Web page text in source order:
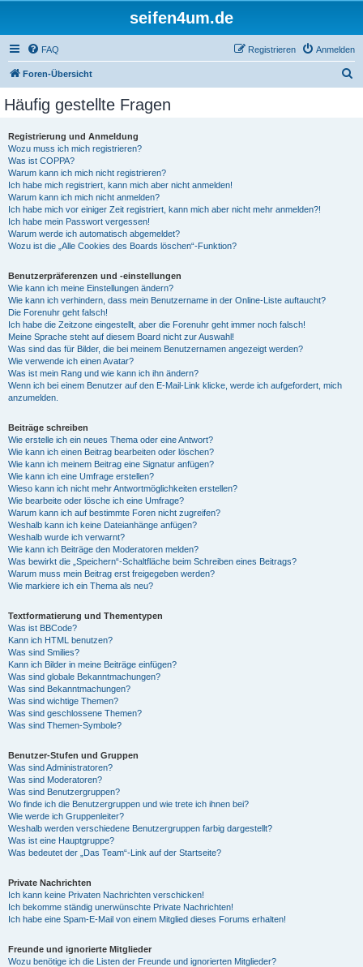
seifen4um.de
FAQ Anmelden
Registrieren
Foren-Übersicht
Häufig gestellte Fragen
Registrierung und Anmeldung
Wozu muss ich mich registrieren?
Was ist COPPA?
Warum kann ich mich nicht registrieren?
Ich habe mich registriert, kann mich aber nicht anmelden!
Warum kann ich mich nicht anmelden?
Ich habe mich vor einiger Zeit registriert, kann mich aber nicht mehr anmelden?!
Ich habe mein Passwort vergessen!
Warum werde ich automatisch abgemeldet?
Wozu ist die „Alle Cookies des Boards löschen“-Funktion?
Benutzerpräferenzen und -einstellungen
Wie kann ich meine Einstellungen ändern?
Wie kann ich verhindern, dass mein Benutzername in der Online-Liste auftaucht?
Die Forenuhr geht falsch!
Ich habe die Zeitzone eingestellt, aber die Forenuhr geht immer noch falsch!
Meine Sprache steht auf diesem Board nicht zur Auswahl!
Was sind das für Bilder, die bei meinem Benutzernamen angezeigt werden?
Wie verwende ich einen Avatar?
Was ist mein Rang und wie kann ich ihn ändern?
Wenn ich bei einem Benutzer auf den E-Mail-Link klicke, werde ich aufgefordert, mich
anzumelden.
Beiträge schreiben
Wie erstelle ich ein neues Thema oder eine Antwort?
Wie kann ich einen Beitrag bearbeiten oder löschen?
Wie kann ich meinem Beitrag eine Signatur anfügen?
Wie kann ich eine Umfrage erstellen?
Wieso kann ich nicht mehr Antwortmöglichkeiten erstellen?
Wie bearbeite oder lösche ich eine Umfrage?
Warum kann ich auf bestimmte Foren nicht zugreifen?
Weshalb kann ich keine Dateianhänge anfügen?
Weshalb wurde ich verwarnt?
Wie kann ich Beiträge den Moderatoren melden?
Was bewirkt die „Speichern“-Schaltfläche beim Schreiben eines Beitrags?
Warum muss mein Beitrag erst freigegeben werden?
Wie markiere ich ein Thema als neu?
Textformatierung und Thementypen
Was ist BBCode?
Kann ich HTML benutzen?
Was sind Smilies?
Kann ich Bilder in meine Beiträge einfügen?
Was sind globale Bekanntmachungen?
Was sind Bekanntmachungen?
Was sind wichtige Themen?
Was sind geschlossene Themen?
Was sind Themen-Symbole?
Benutzer-Stufen und Gruppen
Was sind Administratoren?
Was sind Moderatoren?
Was sind Benutzergruppen?
Wo finde ich die Benutzergruppen und wie trete ich ihnen bei?
Wie werde ich Gruppenleiter?
Weshalb werden verschiedene Benutzergruppen farbig dargestellt?
Was ist eine Hauptgruppe?
Was bedeutet der „Das Team“-Link auf der Startseite?
Private Nachrichten
Ich kann keine Privaten Nachrichten verschicken!
Ich bekomme ständig unerwünschte Private Nachrichten!
Ich habe eine Spam-E-Mail von einem Mitglied dieses Forums erhalten!
Freunde und ignorierte Mitglieder
Wozu benötige ich die Listen der Freunde und ignorierten Mitglieder?